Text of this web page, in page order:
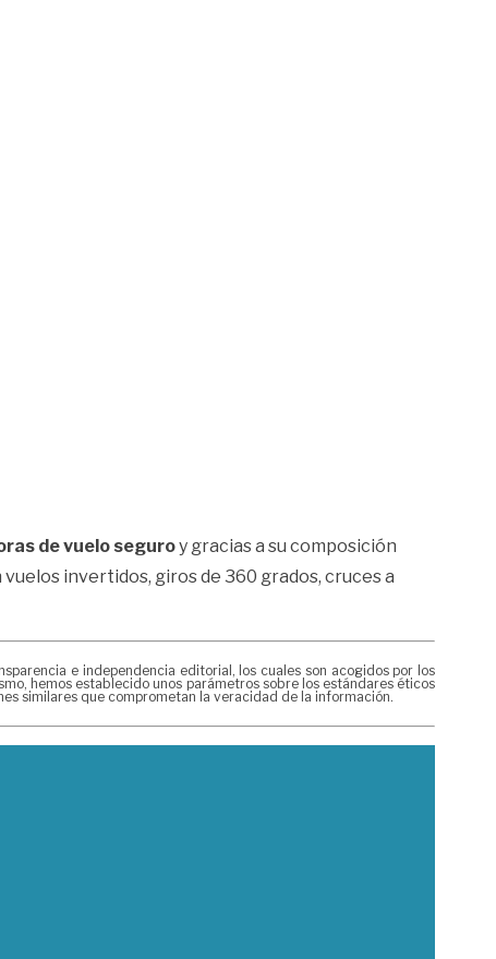
de vuelo seguroy gracias a su composición
invertidos, giros de 360 grados, cruces a
e independencia editorial, los cuales son acogidos por los
hemos establecido unos parámetros sobre los estándares éticos
similares que comprometan la veracidad de la información.